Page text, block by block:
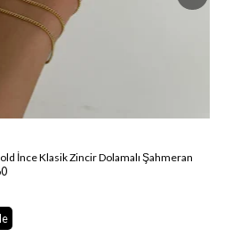
İnce Klasik Zincir Dolamalı Şahmeran